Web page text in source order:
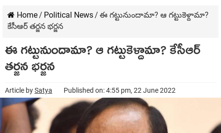
Home/ Political News/ ఈ గ‌ట్టునుందామా? ఆ గ‌ట్టుకెళ్దామా?
కేసీఆర్ త‌ర్జ‌న భ‌ర్జ‌న‌
ఈ గ‌ట్టునుందామా? ఆ గ‌ట్టుకెళ్దామా? కేసీఆర్
త‌ర్జ‌న భ‌ర్జ‌న‌
Article bySatya Published on: 4:55 pm, 22 June 2022